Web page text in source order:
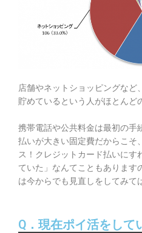
店舗やネットショッピングなど
貯めているという人がほとんど
携帯電話や公共料金は最初の手
払いが大きい固定費だからこそ
ス！クレジットカード払いにす
ていた」なんてこともあります
は今からでも見直しをしてみて
Q．現在ポイ活をして